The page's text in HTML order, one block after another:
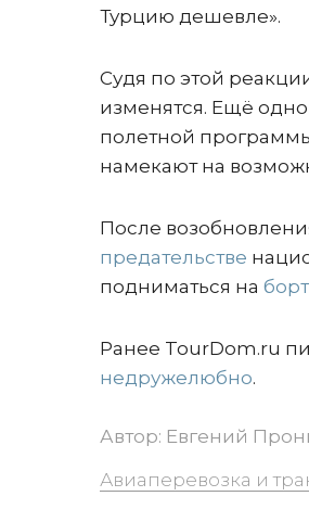
Турцию дешевле».
Судя по этой
изменятся. Ещё
полетной
намекают на
После
предательстве
подниматься на борт
Ранее TourDom.ru
недружелюбно.
Автор: Евгений
Авиаперевозка и